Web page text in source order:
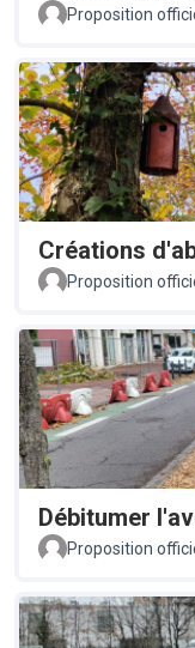
Proposition
Créations
Proposition
Débitumer
Proposition